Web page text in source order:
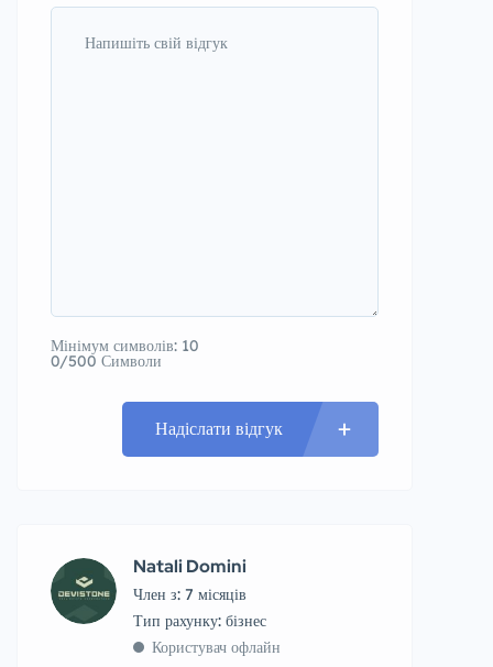
Мінімум символів: 10
0/500 Символи
Надіслати відгук
Natali Domini
Член з: 7 місяців
тип рахунку: бізнес
Користувач офлайн